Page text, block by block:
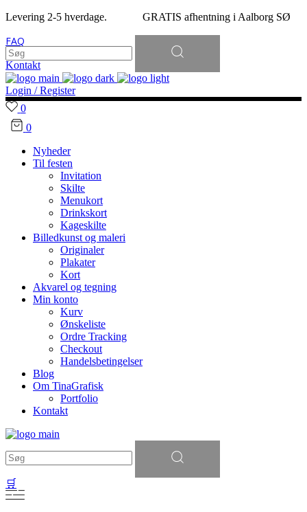
Levering 2-5 hverdage. GRATIS afhentning i Aalborg SØ
FAQ
Kontakt
Søg
efter:
Login / Register
0
0
Nyheder
Til festen
Invitation
Skilte
Menukort
Drinkskort
Kageskilte
Billedkunst og maleri
Originaler
Plakater
Kort
Akvarel og tegning
Min konto
Kurv
Ønskeliste
Ordre Tracking
Checkout
Handelsbetingelser
Blog
Om TinaGrafisk
Portfolio
Kontakt
efter:
🛒